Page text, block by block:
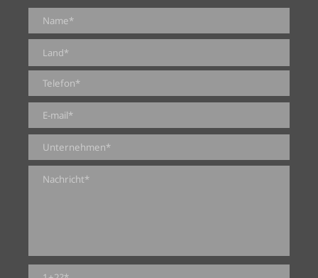
0 von 2000 max. Zeichenanzahl